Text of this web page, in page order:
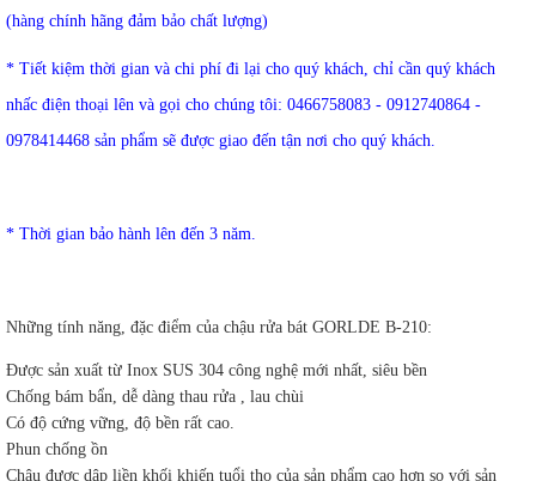
(hàng chính hãng đảm bảo chất lượng)
* Tiết kiệm thời gian và chi phí đi lại cho quý khách, chỉ cần quý khách
nhấc điện thoại lên và gọi cho chúng tôi: 0466758083 - 0912740864 -
0978414468 sản phẩm sẽ được giao đến tận nơi cho quý khách.
* Thời gian bảo hành lên đến 3 năm.
Những tính năng, đặc điểm của chậu rửa bát GORLDE B-210:
Được sản xuất từ Inox SUS 304 công nghệ mới nhất, siêu bền
Chống bám bẩn, dễ dàng thau rửa , lau chùi
Có độ cứng vững, độ bền rất cao.
Phun chống ồn
Chậu được dập liền khối khiến tuổi thọ của sản phẩm cao hơn so với sản